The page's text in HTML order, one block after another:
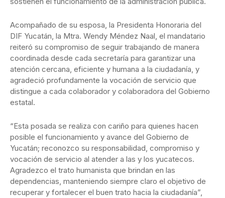
Acompañado de su esposa, la Presidenta Honoraria del
DIF Yucatán, la Mtra. Wendy Méndez Naal, el mandatario
reiteró su compromiso de seguir trabajando de manera
coordinada desde cada secretaría para garantizar una
atención cercana, eficiente y humana a la ciudadanía, y
agradeció profundamente la vocación de servicio que
distingue a cada colaborador y colaboradora del Gobierno
estatal.
“Esta posada se realiza con cariño para quienes hacen
posible el funcionamiento y avance del Gobierno de
Yucatán; reconozco su responsabilidad, compromiso y
vocación de servicio al atender a las y los yucatecos.
Agradezco el trato humanista que brindan en las
dependencias, manteniendo siempre claro el objetivo de
recuperar y fortalecer el buen trato hacia la ciudadanía”,